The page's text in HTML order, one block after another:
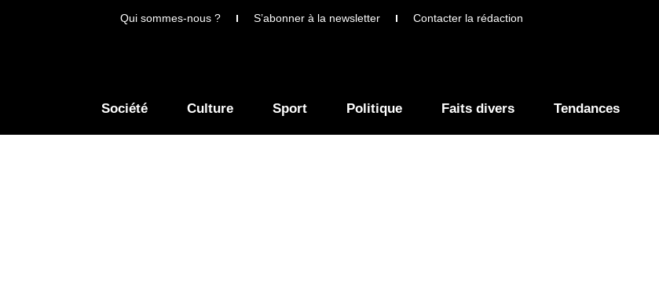
Qui sommes-nous ? S’abonner à la newsletter Contacter la rédaction
Société Culture Sport Politique Faits divers Tendances